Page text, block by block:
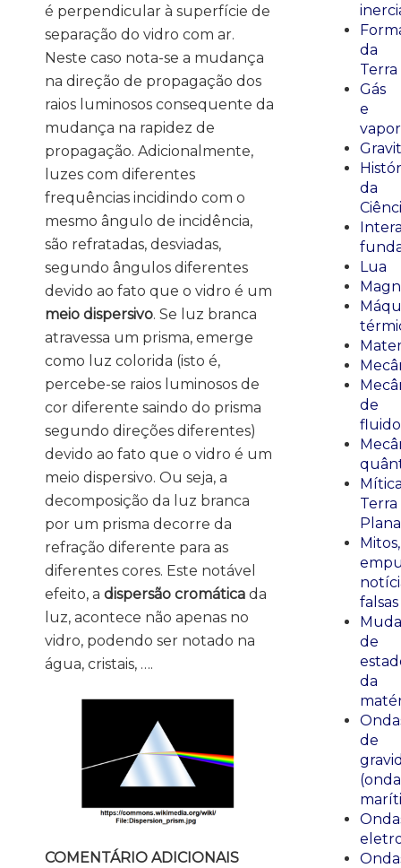
é perpendicular à superfície de
separação do vidro com ar.
Neste caso nota-se a mudança
na direção de propagação dos
raios luminosos consequente da
mudança na rapidez de
propagação. Adicionalmente,
luzes com diferentes
frequências incidindo com o
mesmo ângulo de incidência,
são refratadas, desviadas,
segundo ângulos diferentes
devido ao fato que o vidro é um
meio dispersivo. Se luz branca
atravessa um prisma, emerge
como luz colorida (isto é,
percebe-se raios luminosos de
cor diferente saindo do prisma
segundo direções diferentes)
devido ao fato que o vidro é um
meio dispersivo. Ou seja, a
decomposição da luz branca
por um prisma decorre da
refração diferente para as
diferentes cores. Este notável
efeito, a dispersão cromática da
luz, acontece não apenas no
vidro, podendo ser notado na
água, cristais, ….
COMENTÁRIO ADICIONAIS
da
Terra
Gás
e
vapor
da
Lua
de
Terra
Plana
Mitos,
falsas
de
da
de